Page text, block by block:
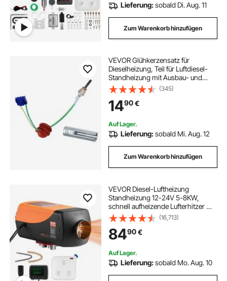
Lieferung:sobald Di. Aug. 11
Zum Warenkorb hinzufügen
VEVOR Glühkerzensatz für
Dieselheizung, Teil für Luftdiesel-
Standheizung mit Ausbau- und
Montagewerkzeug, Umbausatz für
Dieselheizung zum Austausch von
2 kW/5 kW/8 kW Dieselheizungen
(345)
1490€
Auf Lager.
Lieferung:sobald Mi. Aug. 12
Zum Warenkorb hinzufügen
VEVOR Diesel-Luftheizung
Standheizung 12-24V 5-8KW,
schnell aufheizende Lufterhitzer mit
Fernbedienung & digitaler
Farbanzeige & 10 L Kraftstofftank,
geräuscharm, für Wohnmobil Lkw
Boot Anhänger
(16,713)
8490€
Auf Lager.
Lieferung:sobald Mo. Aug. 10